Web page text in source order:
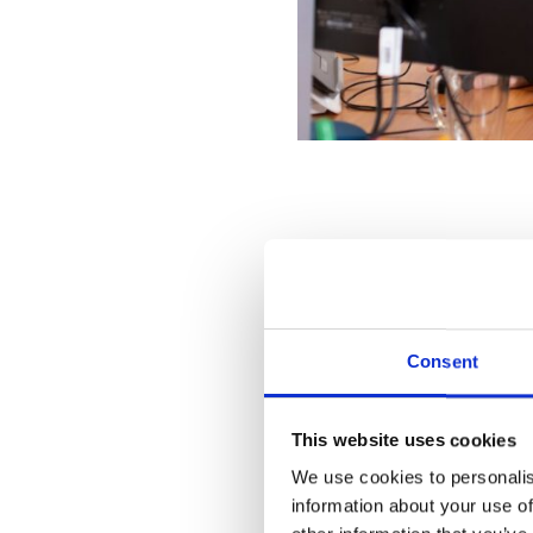
Consent
This website uses cookies
We use cookies to
information about your use
woningcorporaties of
moeten overleggen op het
keuringen. Die tekeningen
tekeningenbibliotheek
wereld is. Je moet er
eigen beheer ontwikkelen,
omdat we al met